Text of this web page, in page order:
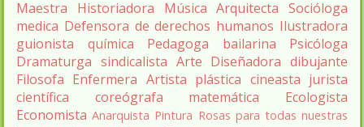
Maestra
Historiadora Música Arquitecta Socióloga
medica Defensora de derechos humanos Ilustradora
guionista
química Pedagoga bailarina
Psicóloga
Dramaturga sindicalista Arte Diseñadora dibujante
Filosofa Enfermera Artista plástica cineasta jurista
científica
coreógrafa matemática
Ecologista
Economista Anarquista Pintura Rosas para todas nuestras